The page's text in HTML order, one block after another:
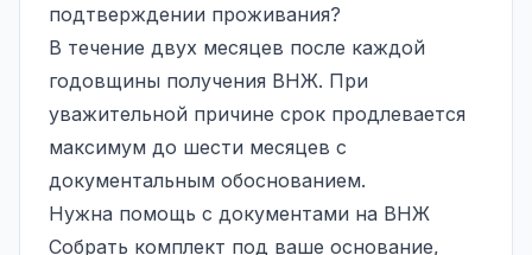
подтверждении проживания?
В течение двух месяцев после каждой
годовщины получения ВНЖ. При
уважительной причине срок продлевается
максимум до шести месяцев с
документальным обоснованием.
Нужна помощь с документами на ВНЖ
Собрать комплект под ваше основание,